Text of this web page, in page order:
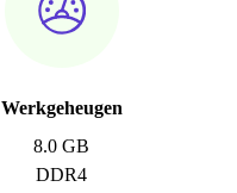
Werkgeheugen
8.0 GB
DDR4